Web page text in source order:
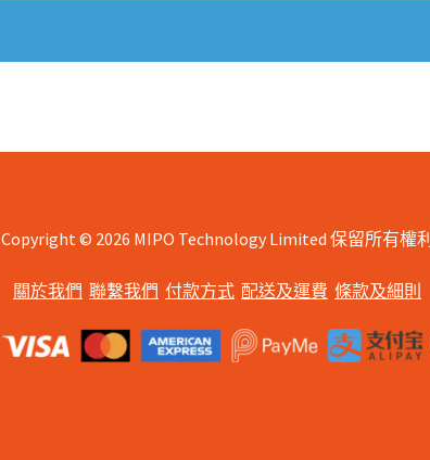
Copyright © 2026 MIPO Technology Limited 保留所有權利
關於我們 聯繫我們 付款方式 配送及運費 條款及細則